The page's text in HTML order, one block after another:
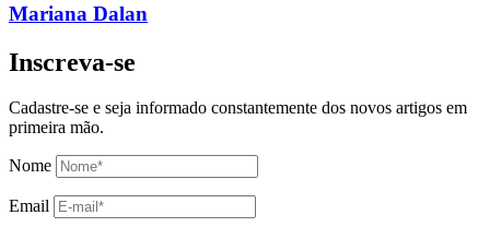
Mariana Dalan
Inscreva-se
Cadastre-se e seja informado constantemente dos novos artigos em
primeira mão.
Nome
Email